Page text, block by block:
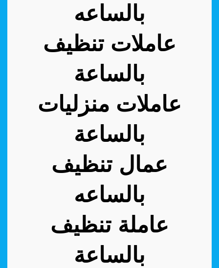
بالساعه
عاملات تنظيف
بالساعة
عاملات منزليات
بالساعة
عمال تنظيف
بالساعه
عاملة تنظيف
بالساعة